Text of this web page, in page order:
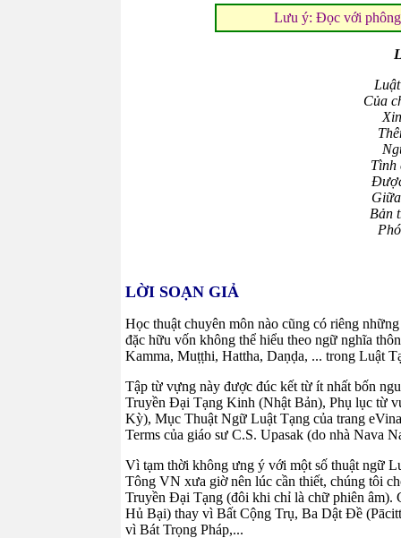
Lưu ý: Ðọc với
Của
Tình
Bản
LỜI SOẠN GIẢ
Học thuật chuyên môn nào cũng có riêng
đặc hữu vốn không thể hiểu theo ngữ nghĩa
Kamma, Muṭṭhi, Hattha, Daṇḍa, ... trong Luật
Tập từ vựng này được đúc kết từ ít nhất bốn
Truyền Đại Tạng Kinh (Nhật Bản), Phụ lục từ
Kỳ), Mục Thuật Ngữ Luật Tạng của trang
Terms của giáo sư C.S. Upasak (do nhà Nava
Vì tạm thời không ưng ý với một số thuật ngữ
Tông VN xưa giờ nên lúc cần thiết, chúng tôi
Truyền Đại Tạng (đôi khi chỉ là chữ phiên âm).
Hủ Bại) thay vì Bất Cộng Trụ, Ba Dật Đề
vì Bát Trọng Pháp,...